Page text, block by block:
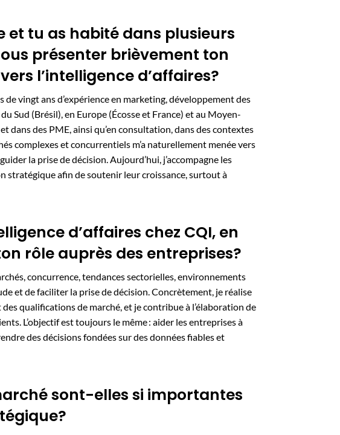
et tu as habité dans plusieurs
présenter brièvement ton
l’intelligence d’affaires?
vingt ans d’expérience en marketing, développement des
Sud (Brésil), en Europe (Écosse et France) et au Moyen-
dans des PME, ainsi qu’en consultation, dans des contextes
complexes et concurrentiels m’a naturellement menée vers
la prise de décision. Aujourd’hui, j’accompagne les
stratégique afin de soutenir leur croissance, surtout à
d’affaires chez CQI, en
rôle auprès des entreprises?
concurrence, tendances sectorielles, environnements
et de faciliter la prise de décision. Concrètement, je réalise
qualifications de marché, et je contribue à l’élaboration de
L’objectif est toujours le même : aider les entreprises à
des décisions fondées sur des données fiables et
sont-elles si importantes